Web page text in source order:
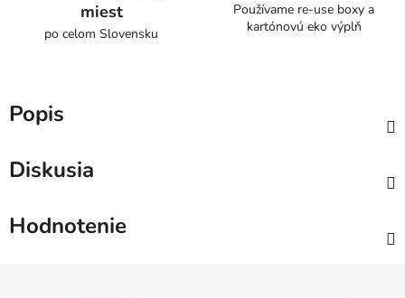
miest
po celom Slovensku
Používame re-use boxy a
kartónovú eko výplň
Popis
Diskusia
Hodnotenie